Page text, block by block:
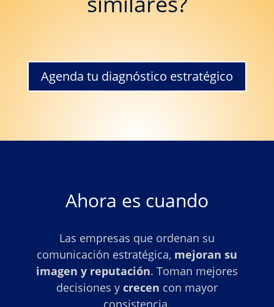
Agenda tu diagnóstico estratégico
Ahora es cuando
Las empresas que ordenan su
comunicación estratégica, mejoran su
imagen y reputación. Toman mejores
decisiones y crecen con mayor
consistencia.